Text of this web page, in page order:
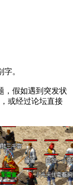
。
假如遇到突发状
或经过论坛直接